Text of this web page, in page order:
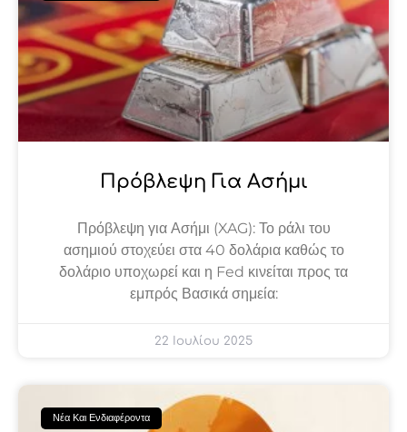
Πρόβλεψη Για Ασήμι
Πρόβλεψη για Ασήμι (XAG): Το ράλι του
ασημιού στοχεύει στα 40 δολάρια καθώς το
δολάριο υποχωρεί και η Fed κινείται προς τα
εμπρός Βασικά σημεία:
22 Ιουλίου 2025
Νέα Και Ενδιαφέροντα